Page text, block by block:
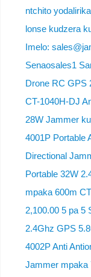
ntchito
lonse kudzera
Imelo:
Senaosales1
Drone RC GPS
CT-1040H-DJ
28W Jammer
4001P Portable
Directional
Portable 32W
mpaka 600m
2,100.00 5 pa 5
2.4Ghz GPS
4002P Anti
Jammer mpaka